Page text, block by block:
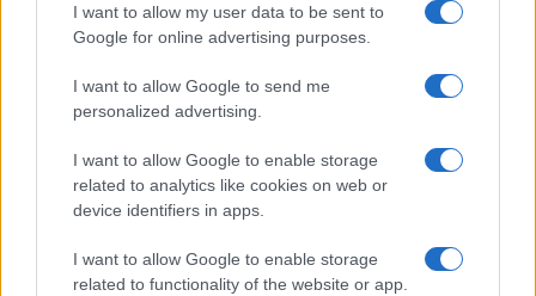
I want to allow my user data to be sent to
Google for online advertising purposes.
I want to allow Google to send me
personalized advertising.
I want to allow Google to enable storage
related to analytics like cookies on web or
device identifiers in apps.
I want to allow Google to enable storage
related to functionality of the website or app.
Εθνική Νεανίδων: Ηττήθηκε
77-78 από την Ισλανδία και
τερμάτισε 6η στο
κερδοφορίας των
τραπεζών το α΄ εξάμηνο